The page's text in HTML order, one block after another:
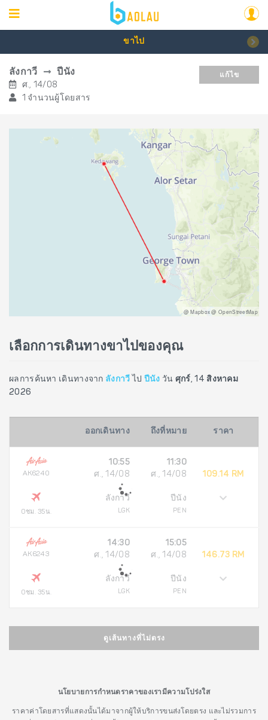
ขาไป
ลังกาวี ปีนัง
ศ., 14/08
1 จำนวนผู้โดยสาร
แก้ไข
@ Mapbox @ OpenStreetMap
เลือกการเดินทางขาไปของคุณ
ผลการค้นหา เดินทางจาก ลังกาวี ไป ปีนัง วัน ศุกร์, 14 สิงหาคม
2026
ออกเดินทาง ถึงที่หมาย ราคา
AK6240
0ชม. 35น.
10:55
ศ., 14/08
ลังกาวี
LGK
11:30
ศ., 14/08
ปีนัง
PEN
109.14 RM
AK6243
0ชม. 35น.
14:30
ศ., 14/08
ลังกาวี
LGK
15:05
ศ., 14/08
ปีนัง
PEN
146.73 RM
ดูเส้นทางที่ไม่ตรง
นโยบายการกำหนดราคาของเรามีความโปร่งใส
ราคาค่าโดยสารที่แสดงนั้นได้มาจากผู้ให้บริการขนส่งโดยตรง และไม่รวมการ